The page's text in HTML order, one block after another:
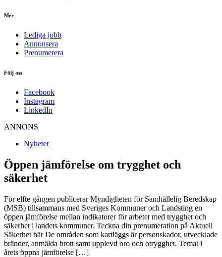
Mer
Lediga jobb
Annonsera
Prenumerera
Följ oss
Facebook
Instagram
LinkedIn
ANNONS
Nyheter
Öppen jämförelse om trygghet och
säkerhet
För elfte gången publicerar Myndigheten för Samhällelig Beredskap
(MSB) tillsammans med Sveriges Kommuner och Landsting en
öppen jämförelse mellan indikatorer för arbetet med trygghet och
säkerhet i landets kommuner. Teckna din prenumeration på Aktuell
Säkerhet här De områden som kartläggs är personskador, utvecklade
bränder, anmälda brott samt upplevd oro och otrygghet. Temat i
årets öppna jämförelse […]